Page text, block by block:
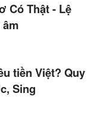
Có Thật - Lệ
tiền Việt? Quy
Sing